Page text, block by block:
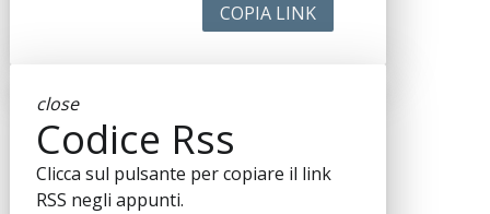
COPIA LINK
close
Codice Rss
Clicca sul pulsante per copiare il link
RSS negli appunti.